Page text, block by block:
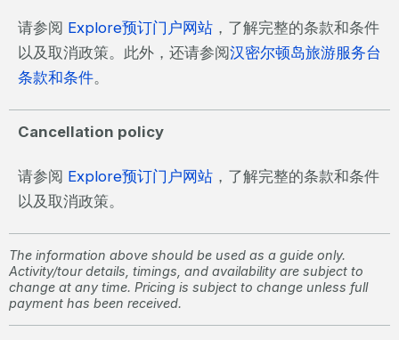
请参阅 Explore预订门户网站 ，了解完整的条款和条件
以及取消政策。此外，还请参阅汉密尔顿岛旅游服务台
条款和条件。
Cancellation policy
请参阅 Explore预订门户网站 ，了解完整的条款和条件
以及取消政策。
The information above should be used as a guide only.
Activity/tour details, timings, and availability are subject to
change at any time. Pricing is subject to change unless full
payment has been received.